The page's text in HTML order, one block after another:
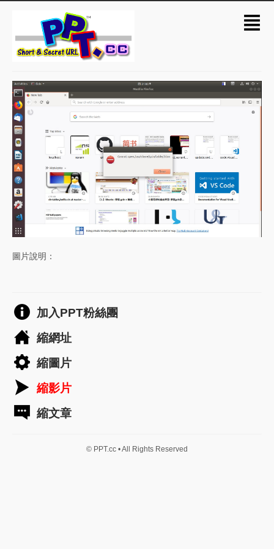
圖片說明：
加入PPT粉絲團
縮網址
縮圖片
縮影片
縮文章
© PPT.cc • All Rights Reserved